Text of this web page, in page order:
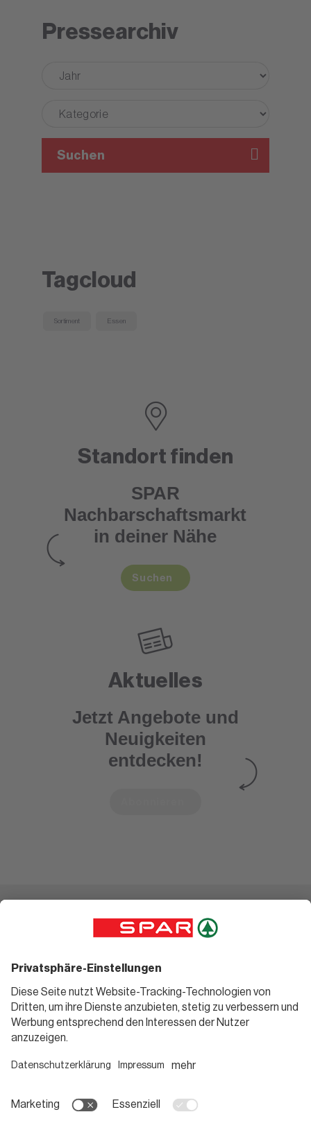
Pressearchiv
Suchen
Tagcloud
Sortiment Essen
Aktuelles
Jetzt Angebote und
Neuigkeiten
entdecken!
Standort finden
SPAR
Nachbarschaftsmarkt
in deiner Nähe
Suchen
SPAR Friends
Standorte
Gutscheine
Geniessen
Rezeptwelt
Blog
Informieren
Teilnahmebedingungen
Pressemitteilungen